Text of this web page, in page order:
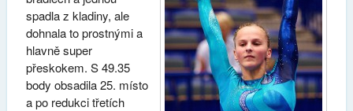
spadla z kladiny, ale
dohnala to prostnými a
hlavně super
přeskokem. S 49.35
body obsadila 25. místo
a po redukci třetích